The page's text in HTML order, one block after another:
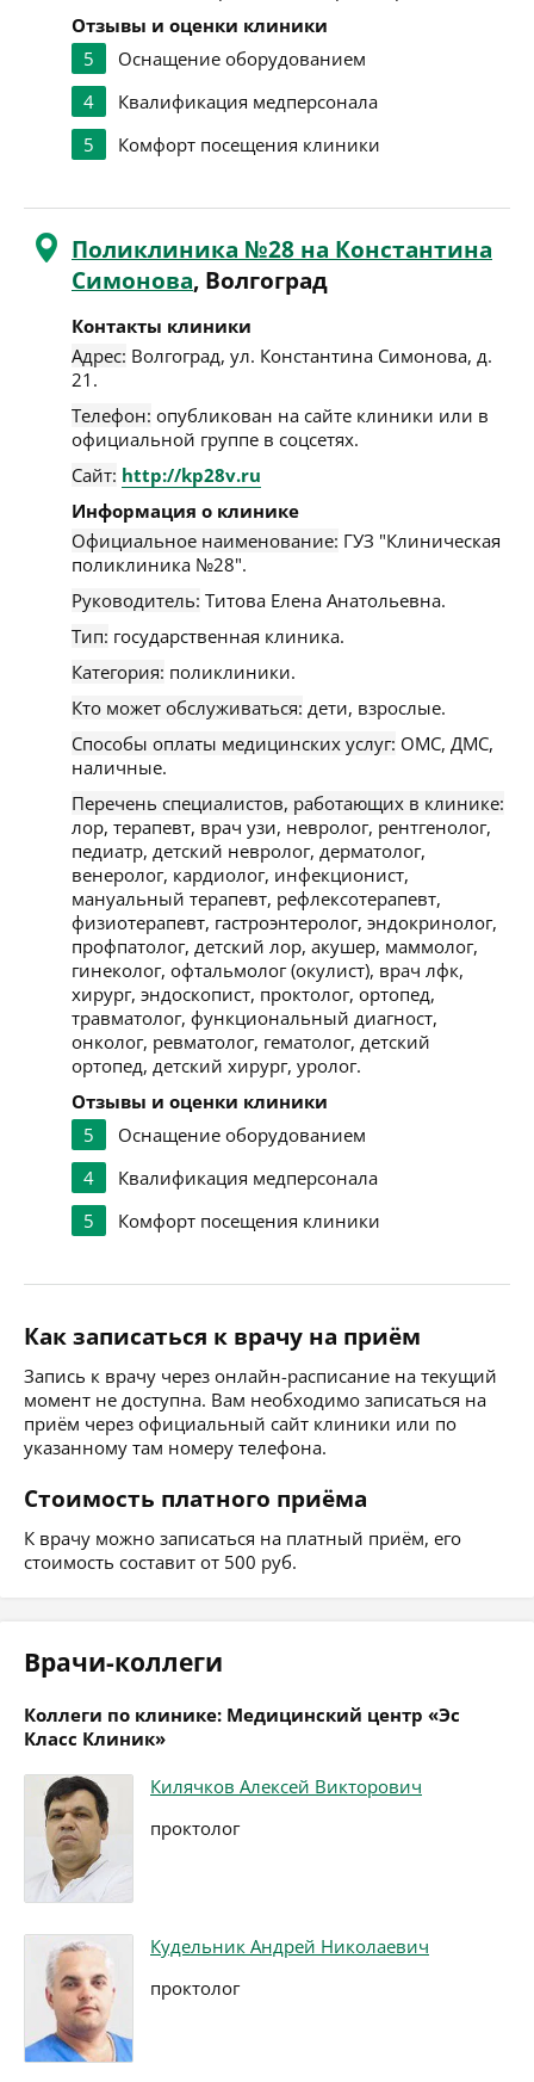
Отзывы и оценки клиники
5
Оснащение оборудованием
4
Квалификация медперсонала
5
Комфорт посещения клиники
Поликлиника №28 на Константина
Симонова, Волгоград
Контакты клиники
Адрес: Волгоград, ул. Константина Симонова, д.
21 .
Телефон: опубликован на сайте клиники или в
официальной группе в соцсетях.
Сайт: http://kp28v.ru
Информация о клинике
Официальное наименование: ГУЗ "Клиническая
поликлиника №28".
Руководитель: Титова Елена Анатольевна.
Тип: государственная клиника.
Категория: поликлиники.
Кто может обслуживаться: дети, взрослые.
Способы оплаты медицинских услуг: ОМС, ДМС,
наличные.
Перечень специалистов, работающих в клинике:
лор, терапевт, врач узи, невролог, рентгенолог,
педиатр, детский невролог, дерматолог,
венеролог, кардиолог, инфекционист,
мануальный терапевт, рефлексотерапевт,
физиотерапевт, гастроэнтеролог, эндокринолог,
профпатолог, детский лор, акушер, маммолог,
гинеколог, офтальмолог (окулист), врач лфк,
хирург, эндоскопист, проктолог, ортопед,
травматолог, функциональный диагност,
онколог, ревматолог, гематолог, детский
ортопед, детский хирург, уролог.
Отзывы и оценки клиники
5
Оснащение оборудованием
4
Квалификация медперсонала
5
Комфорт посещения клиники
Как записаться к врачу на приём
Запись к врачу через онлайн-расписание на текущий
момент не доступна. Вам необходимо записаться на
приём через официальный сайт клиники или по
указанному там номеру телефона.
Стоимость платного приёма
К врачу можно записаться на платный приём, его
стоимость составит от 500 руб.
Врачи-коллеги
Коллеги по клинике: Медицинский центр «Эс
Класс Клиник»
Килячков Алексей Викторович
проктолог
Кудельник Андрей Николаевич
проктолог